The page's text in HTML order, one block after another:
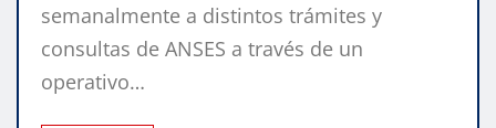
semanalmente a distintos trámites y
consultas de ANSES a través de un
operativo…